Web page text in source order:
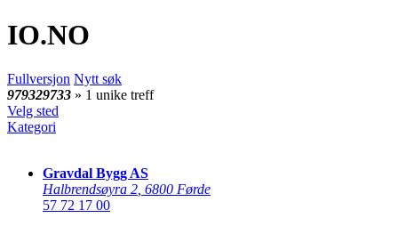
IO.NO
Fullversjon Nytt søk
979329733 » 1 unike treff
Velg sted
Kategori
Gravdal Bygg AS
Halbrendsøyra 2 6800 Førde
57 72 17 00